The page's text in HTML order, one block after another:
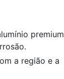
premium
a região e a